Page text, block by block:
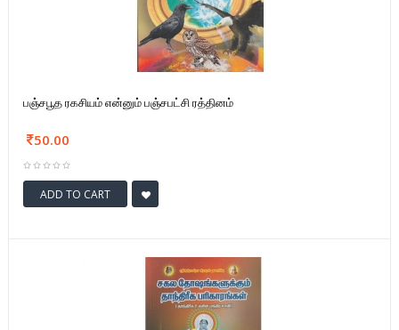
பஞ்சபூத ரகசியம் என்னும் பஞ்சபட்சி ரத்தினம்
50.00
ADD TO CART